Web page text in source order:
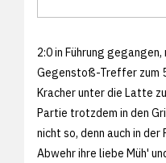
2:0 in Führung gegangen,
Gegenstoß-Treffer zum
Kracher unter die Latte
Partie trotzdem in den
nicht so, denn auch in
Abwehr ihre liebe Müh'